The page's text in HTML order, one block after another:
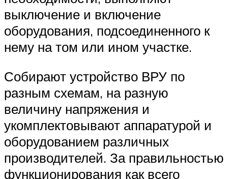
выключение и включение
оборудования, подсоединенного к
нему на том или ином участке.
Собирают устройство ВРУ по
разным схемам, на разную
величину напряжения и
укомплектовывают аппаратурой и
оборудованием различных
производителей. За правильностью
функционирования как всего